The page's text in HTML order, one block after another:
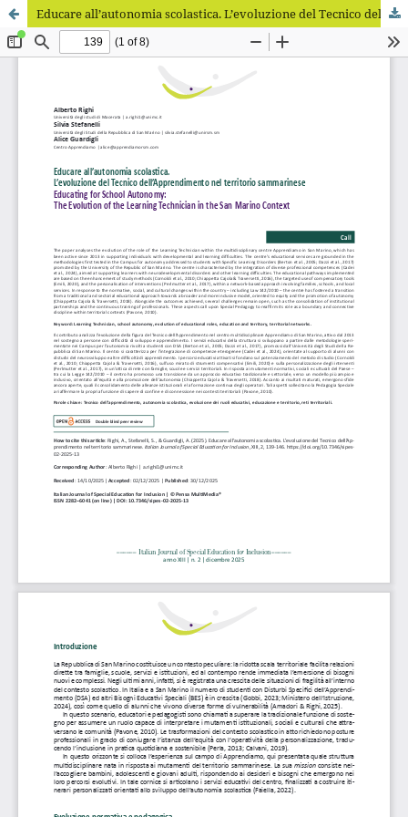
Educare all’autonomia scolastica. L’evoluzione del Tecnico dell’Apprendimento nel territorio sammarinese